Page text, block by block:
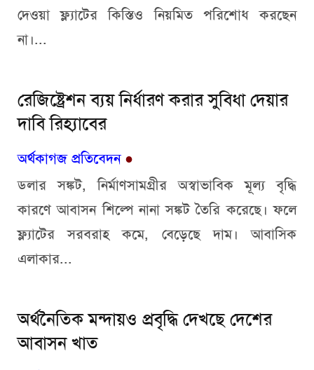
দেওয়া ফ্ল্যাটের কিস্তিও নিয়মিত পরিশোধ করছেন
না।...
রেজিষ্ট্রেশন ব্যয় নির্ধারণ করার সুবিধা দেয়ার
দাবি রিহ্যাবের
অর্থকাগজ প্রতিবেদন●
ডলার সঙ্কট, নির্মাণসামগ্রীর অস্বাভাবিক মূল্য বৃদ্ধি
কারণে আবাসন শিল্পে নানা সঙ্কট তৈরি করেছে। ফলে
ফ্ল্যাটের সরবরাহ কমে, বেড়েছে দাম। আবাসিক
এলাকার...
অর্থনৈতিক মন্দায়ও প্রবৃদ্ধি দেখছে দেশের
আবাসন খাত